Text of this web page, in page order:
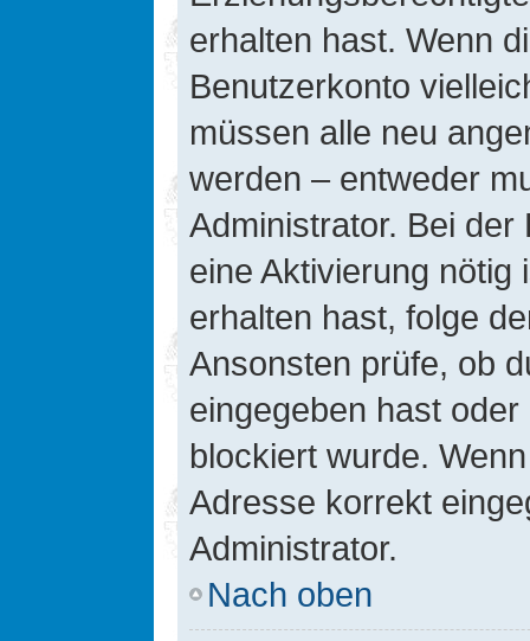
erhalten hast. Wenn
Benutzerkonto
müssen alle neu
werden – entweder
Administrator. Bei
eine Aktivierung nötig
erhalten hast, folge
Ansonsten prüfe, ob
eingegeben hast
blockiert wurde.
Adresse korrekt
Administrator.
Nach oben